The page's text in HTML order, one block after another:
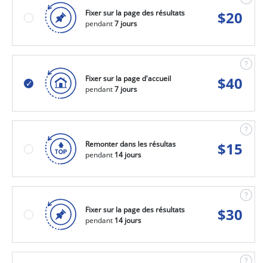
Fixer sur la page des résultats
pendant7 jours $20
Fixer sur la page d'accueil
pendant7 jours $40
Remonter dans les résultas
pendant 14 jours $15
Fixer sur la page des résultats
pendant 14 jours $30